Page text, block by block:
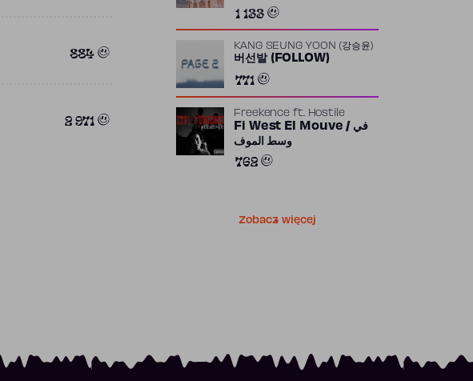
884
2 971
1 133
KANG SEUNG YOON (강승윤)
버선발 (FOLLOW)
771
Freekence ft. Hostile
Fi West El Mouve / في
وسط الموف
762
Zobacz więcej